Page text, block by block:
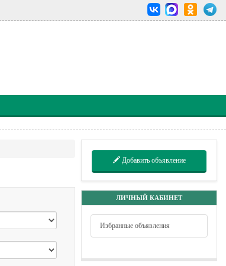
Добавить объявление
ЛИЧНЫЙ КАБИНЕТ
Избранные объявления